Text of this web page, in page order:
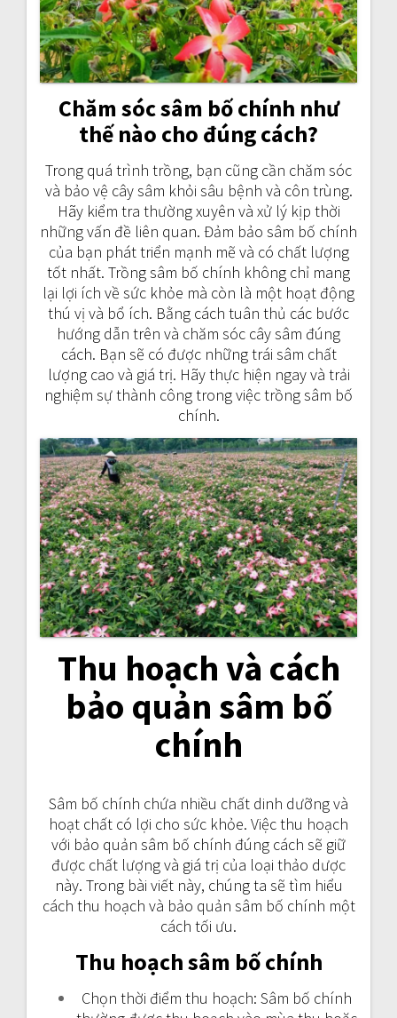
Chăm sóc sâm bố chính như
thế nào cho đúng cách?
Trong quá trình trồng, bạn cũng cần chăm sóc
và bảo vệ cây sâm khỏi sâu bệnh và côn trùng.
Hãy kiểm tra thường xuyên và xử lý kịp thời
những vấn đề liên quan. Đảm bảo sâm bố chính
của bạn phát triển mạnh mẽ và có chất lượng
tốt nhất. Trồng sâm bố chính không chỉ mang
lại lợi ích về sức khỏe mà còn là một hoạt động
thú vị và bổ ích. Bằng cách tuân thủ các bước
hướng dẫn trên và chăm sóc cây sâm đúng
cách. Bạn sẽ có được những trái sâm chất
lượng cao và giá trị. Hãy thực hiện ngay và trải
nghiệm sự thành công trong việc trồng sâm bố
chính.
Thu hoạch và cách
bảo quản sâm bố
chính
Sâm bố chính chứa nhiều chất dinh dưỡng và
hoạt chất có lợi cho sức khỏe. Việc thu hoạch
với bảo quản sâm bố chính đúng cách sẽ giữ
được chất lượng và giá trị của loại thảo dược
này. Trong bài viết này, chúng ta sẽ tìm hiểu
cách thu hoạch và bảo quản sâm bố chính một
cách tối ưu.
Thu hoạch sâm bố chính
Chọn thời điểm thu hoạch: Sâm bố chính